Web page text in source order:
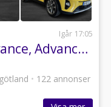
Igår 17:05
Kia Stonic 1.0 T-GDI Advance, Advance Plus
• 122 annonser